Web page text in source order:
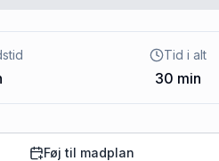
Tid i alt
30 min
Føj til madplan